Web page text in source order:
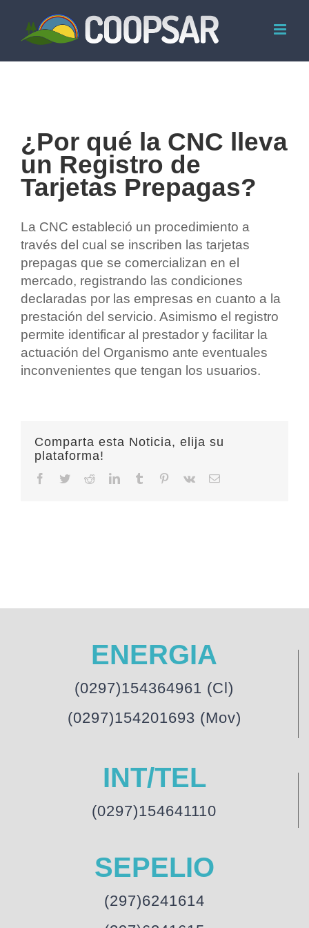
content
¿Por qué la CNC lleva
un Registro de
Tarjetas Prepagas?
La CNC estableció un procedimiento a
través del cual se inscriben las tarjetas
prepagas que se comercializan en el
mercado, registrando las condiciones
declaradas por las empresas en cuanto a la
prestación del servicio. Asimismo el registro
permite identificar al prestador y facilitar la
actuación del Organismo ante eventuales
inconvenientes que tengan los usuarios.
Comparta esta Noticia, elija su
plataforma!
Facebook
TwitterRedditLinkedInTumblr Pinterest
Vk Email
ENERGIA
(0297)154364961 (Cl)
(0297)154201693 (Mov)
INT/TEL
(0297)154641110
SEPELIO
(297)6241614